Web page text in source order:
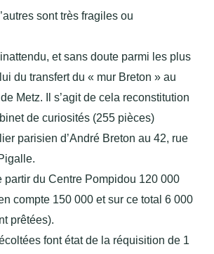
sont très fragiles ou
et sans doute parmi les plus
du transfert du « mur Breton » au
Metz. Il s’agit de cela reconstitution
de curiosités (255 pièces)
parisien d’André Breton au 42, rue
partir du Centre Pompidou 120 000
compte 150 000 et sur ce total 6 000
prêtées).
font état de la réquisition de 1